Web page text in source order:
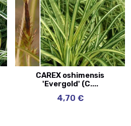
CAREX oshimensis
'Evergold' (C....
4,70 €